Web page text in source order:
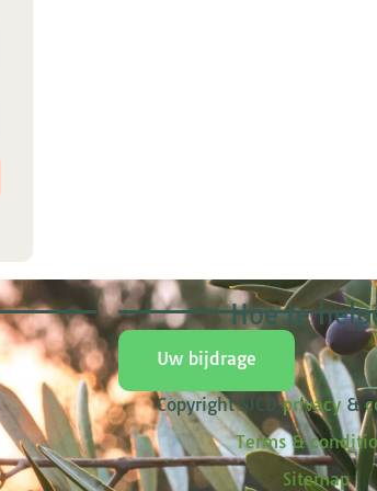
Hoe te
Uw bijdrage
Copyright SJCDprivacy&
Terms &
Sitemap